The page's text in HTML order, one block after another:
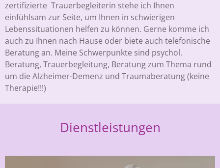
zertifizierte Trauerbegleiterin stehe ich Ihnen
einfühlsam zur Seite, um Ihnen in schwierigen
Lebenssituationen helfen zu können. Gerne komme ich
auch zu Ihnen nach Hause oder biete auch telefonische
Beratung an. Meine Schwerpunkte sind psychol.
Beratung, Trauerbegleitung, Beratung zum Thema rund
um die Alzheimer-Demenz und Traumaberatung (keine
Therapie!!!)
Dienstleistungen